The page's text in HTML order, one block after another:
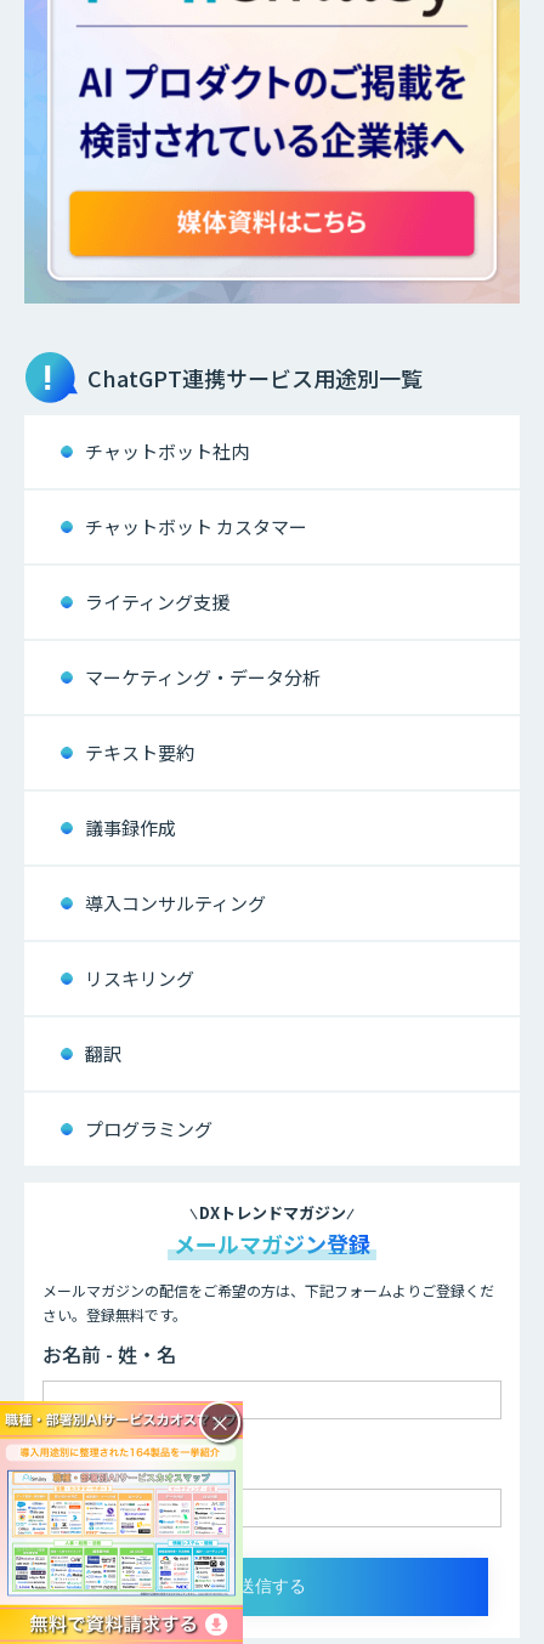
ChatGPT連携サービス用途別一覧
チャットボット社内
チャットボット カスタマー
ライティング支援
マーケティング・データ分析
テキスト要約
議事録作成
導入コンサルティング
リスキリング
翻訳
プログラミング
DXトレンドマガジン
メールマガジン登録
メールマガジンの配信をご希望の方は、下記フォームよりご登録くだ
さい。登録無料です。
お名前 - 姓・名
メールアドレス
×